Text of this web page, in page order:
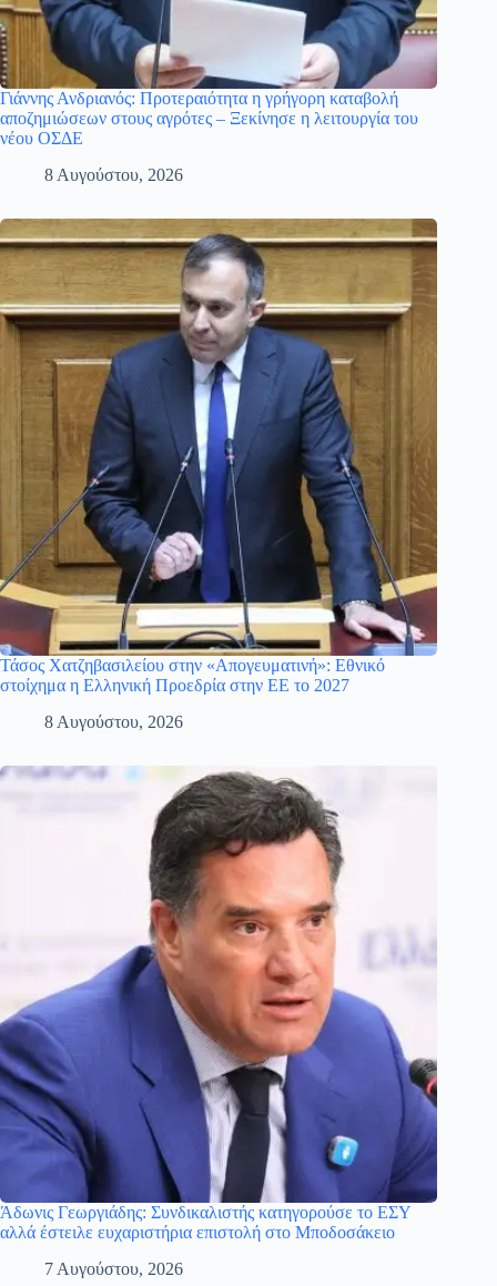
Γιάννης Ανδριανός: Προτεραιότητα η γρήγορη καταβολή
αποζημιώσεων στους αγρότες – Ξεκίνησε η λειτουργία του
νέου ΟΣΔΕ
8 Αυγούστου, 2026
Τάσος Χατζηβασιλείου στην «Απογευματινή»: Εθνικό
στοίχημα η Ελληνική Προεδρία στην ΕΕ το 2027
8 Αυγούστου, 2026
Άδωνις Γεωργιάδης: Συνδικαλιστής κατηγορούσε το ΕΣΥ
αλλά έστειλε ευχαριστήρια επιστολή στο Μποδοσάκειο
7 Αυγούστου, 2026